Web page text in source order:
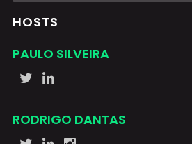
HOSTS
PAULO SILVEIRA
RODRIGO DANTAS